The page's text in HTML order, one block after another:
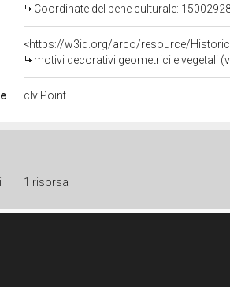
Coordinate del bene culturale:
<https://w3id.org/arco/resource/
motivi decorativi geometrici e vegetali
clv:Point
1 risorsa